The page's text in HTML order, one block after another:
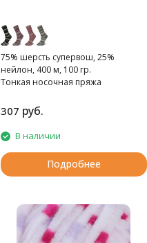
75% шерсть cупервош, 25%
нейлон, 400 м, 100 гр.
Тонкая носочная пряжа
307 руб.
В наличии
Подробнее